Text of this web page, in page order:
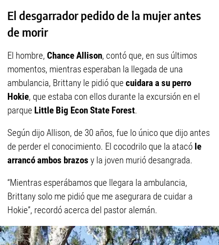
El desgarrador pedido de la mujer antes
de morir
El hombre, Chance Allison, contó que, en sus últimos
momentos, mientras esperaban la llegada de una
ambulancia, Brittany le pidió que cuidara a su perro
Hokie, que estaba con ellos durante la excursión en el
parque Little Big Econ State Forest.
Según dijo Allison, de 30 años, fue lo único que dijo antes
de perder el conocimiento. El cocodrilo que la atacó le
arrancó ambos brazos y la joven murió desangrada.
“Mientras esperábamos que llegara la ambulancia,
Brittany solo me pidió que me asegurara de cuidar a
Hokie”, recordó acerca del pastor alemán.